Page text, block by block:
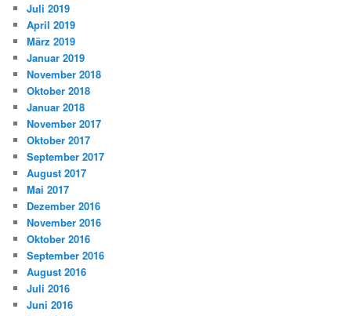
Juli 2019
April 2019
März 2019
Januar 2019
November 2018
Oktober 2018
Januar 2018
November 2017
Oktober 2017
September 2017
August 2017
Mai 2017
Dezember 2016
November 2016
Oktober 2016
September 2016
August 2016
Juli 2016
Juni 2016